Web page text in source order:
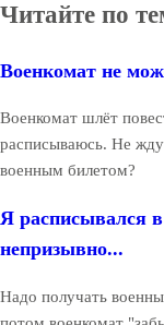
Читайте по
Военкомат не
Военкомат шлёт
расписываюсь. Не
военным билетом?
Я расписывался
непризывно...
Надо получать